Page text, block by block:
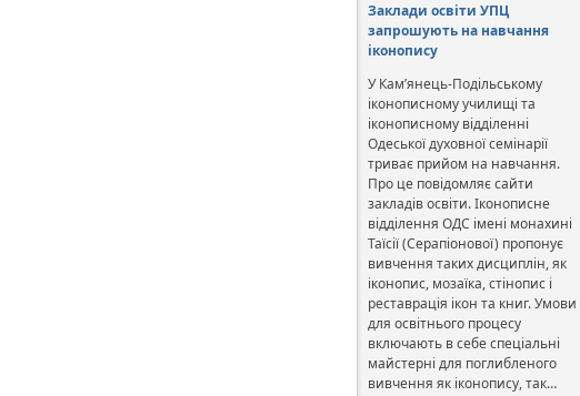
Заклади освіти УПЦ
запрошують на навчання
іконопису
У Кам’янець-Подільському
іконописному училищі та
іконописному відділенні
Одеської духовної семінарії
триває прийом на навчання.
Про це повідомляє сайти
закладів освіти. Іконописне
відділення ОДС імені монахині
Таїсії (Серапіонової) пропонує
вивчення таких дисциплін, як
іконопис, мозаїка, стінопис і
реставрація ікон та книг. Умови
для освітнього процесу
включають в себе спеціальні
майстерні для поглибленого
вивчення як іконопису, так…